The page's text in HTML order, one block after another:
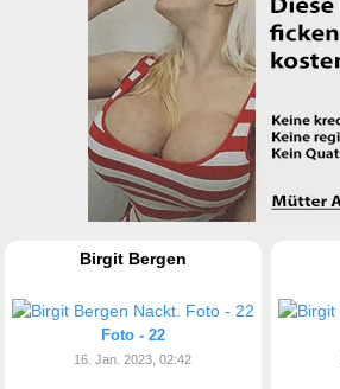
Birgit Bergen
Foto - 22
16. Jan. 2023, 02:42